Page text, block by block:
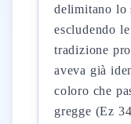
delimitano lo
escludendo
tradizione
aveva già
coloro che
gregge (Ez